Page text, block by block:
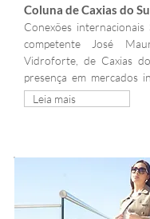
Coluna de Caxias do
Conexões
competente José
Vidroforte, de Caxias
presença em mercados
meio de uma agenda de
América Central e
demandas dos
desenvolvimento de
Desde 2018, quando
de conexão direta
Leia mais